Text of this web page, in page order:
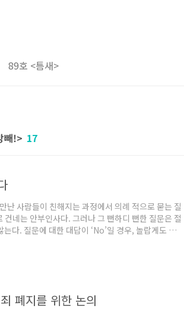
89호 <틈새>
빼!> 17
난 사람들이 친해지는 과정에서 의례 적으로 묻는 질
네는 안부인사다. 그러나 그 뻔하디 뻔한 질문은 절
다. 질문에 대한 대답이 ‘No’일 경우, 놀랍게도 상대
의를 내비치면서 말이다. 애인이 없다는 사실을 밝
폐지를 위한 논의